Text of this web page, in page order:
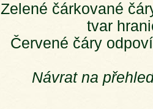
Zelené čárkované
tvar
Červené čáry
Návrat na